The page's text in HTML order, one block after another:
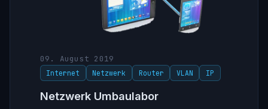
09. August 2019
Internet Netzwerk Router VLAN IP
Netzwerk Umbaulabor